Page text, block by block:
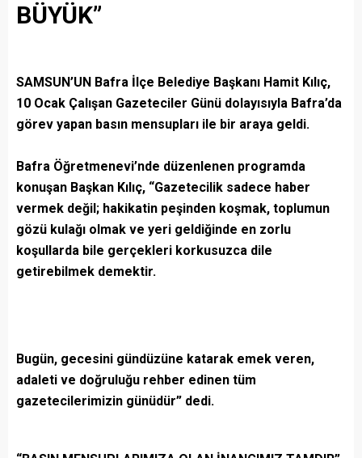
BÜYÜK”
SAMSUN’UN Bafra İlçe Belediye Başkanı Hamit Kılıç,
10 Ocak Çalışan Gazeteciler Günü dolayısıyla Bafra’da
görev yapan basın mensupları ile bir araya geldi.
Bafra Öğretmenevi’nde düzenlenen programda
konuşan Başkan Kılıç, “Gazetecilik sadece haber
vermek değil; hakikatin peşinden koşmak, toplumun
gözü kulağı olmak ve yeri geldiğinde en zorlu
koşullarda bile gerçekleri korkusuzca dile
getirebilmek demektir.
Bugün, gecesini gündüzüne katarak emek veren,
adaleti ve doğruluğu rehber edinen tüm
gazetecilerimizin günüdür” dedi.